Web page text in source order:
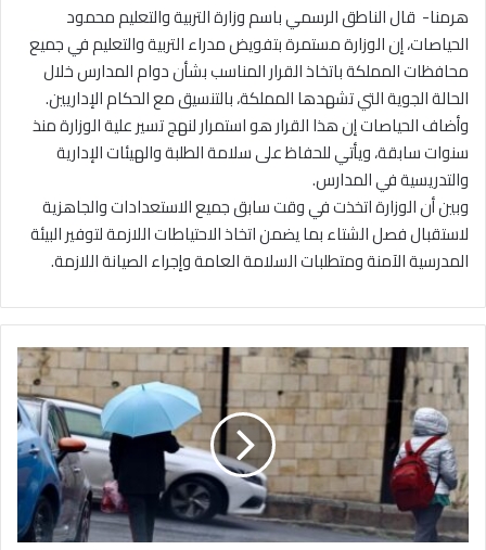
هرمنا- قال الناطق الرسمي باسم وزارة التربية والتعليم محمود
الحياصات، إن الوزارة مستمرة بتفويض مدراء التربية والتعليم في جميع
محافظات المملكة باتخاذ القرار المناسب بشأن دوام المدارس خلال
الحالة الجوية التي تشهدها المملكة، بالتنسيق مع الحكام الإداريين.
وأضاف الحياصات إن هذا القرار هو استمرار لنهج تسير علية الوزارة منذ
سنوات سابقة، ويأتي للحفاظ على سلامة الطلبة والهيئات الإدارية
والتدريسية في المدارس.
وبين أن الوزارة اتخذت في وقت سابق جميع الاستعدادات والجاهزية
لاستقبال فصل الشتاء بما يضمن اتخاذ الاحتياطات اللازمة لتوفير البيئة
المدرسية الآمنة ومتطلبات السلامة العامة وإجراء الصيانة اللازمة.
ت
ر
ي
ة
ا
ل
ك
ر